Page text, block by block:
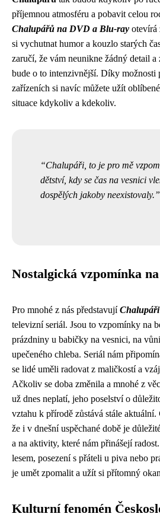
příjemnou atmosféru a pobavit celou
Chalupářů na DVD a Blu-ray otevírá
si vychutnat humor a kouzlo starých
zaručí, že vám neunikne žádný detail a
bude o to intenzivnější. Díky možnosti
zařízeních si navíc můžete užít
situace kdykoliv a kdekoliv.
Chalupáři, to je pro mě
dětství, kdy se čas na vesnici
dospělých jakoby neexistovaly.
Nostalgická vzpomínka
Pro mnohé z nás představujíChalupáři
televizní seriál. Jsou to vzpomínky na
prázdniny u babičky na vesnici, na
upečeného chleba. Seriál nám
se lidé uměli radovat z maličkostí a
Ačkoliv se doba změnila a mnohé z
už dnes neplatí, jeho poselství o
vztahu k přírodě zůstává stále aktuální.
že i v dnešní uspěchané době je
a na aktivity, které nám přinášejí
lesem, posezení s přáteli u piva nebo
je umět zpomalit a užít si přítomný
Kulturní fenomén